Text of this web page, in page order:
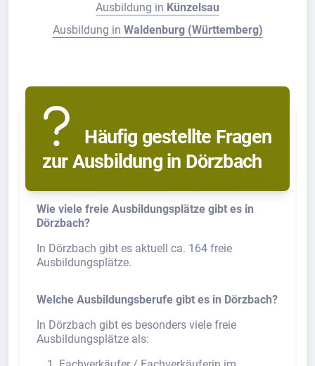
Ausbildung in Künzelsau
Ausbildung in Waldenburg (Württemberg)
Häufig gestellte Fragen
zur Ausbildung in Dörzbach
Wie viele freie Ausbildungsplätze gibt es in
Dörzbach?
In Dörzbach gibt es aktuell ca. 164 freie
Ausbildungsplätze.
Welche Ausbildungsberufe gibt es in Dörzbach?
In Dörzbach gibt es besonders viele freie
Ausbildungsplätze als: